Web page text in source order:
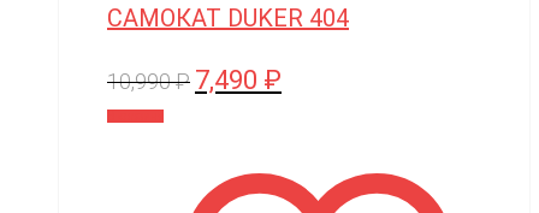
САМОКАТ DUKER 404
10,990₽ Первоначальная
10,990 ₽.
7,490 ₽